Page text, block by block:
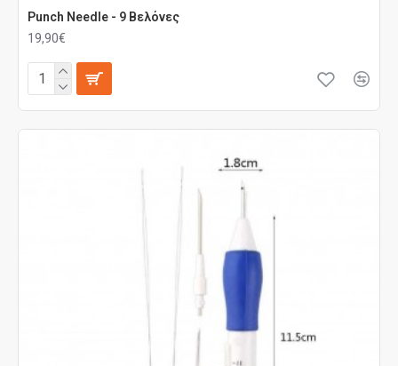
Punch Needle - 9 Βελόνες
19,90€